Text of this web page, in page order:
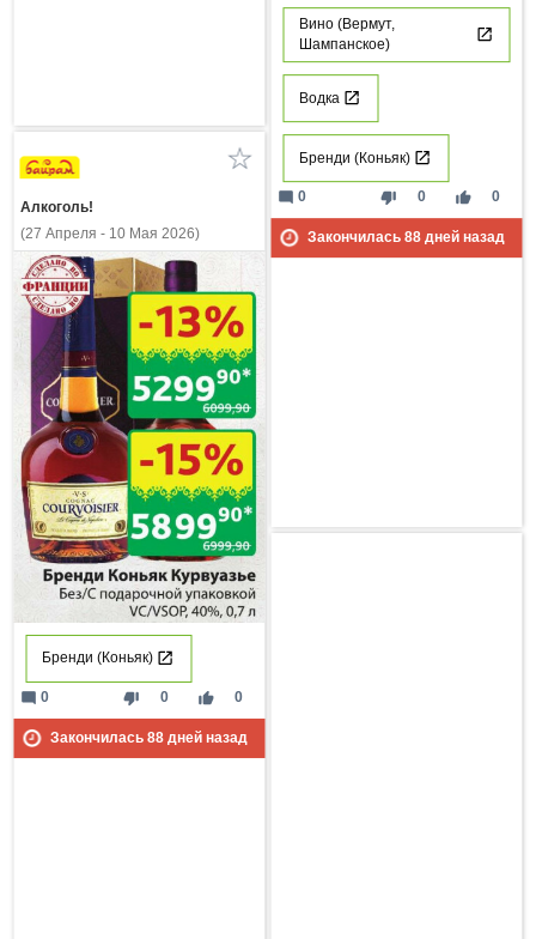
Вино (Вермут,
Шампанское)
Водка
Бренди (Коньяк)
thumb_down 0 thumb_up 0
mode_comment 0
Закончилась 88дней назад
Алкоголь!
(27 Апреля - 10 Мая 2026)
Бренди (Коньяк)
thumb_down 0 thumb_up 0
mode_comment 0
Закончилась 88дней назад